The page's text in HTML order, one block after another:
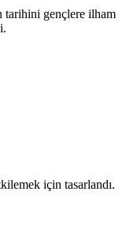
gençlere ilham
için tasarlandı.